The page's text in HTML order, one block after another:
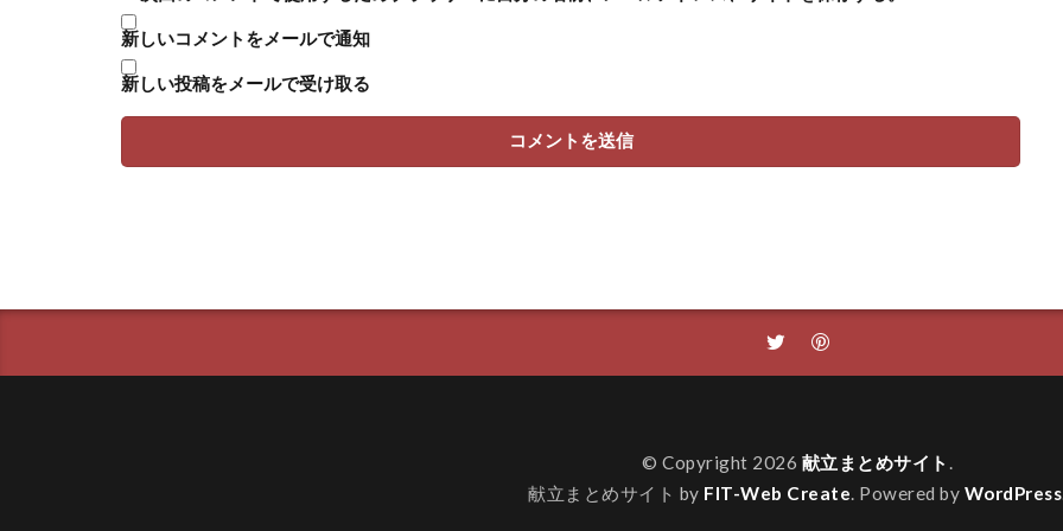
新しいコメントをメールで通知
新しい投稿をメールで受け取る
© Copyright 2026 献立まとめサイト
献立まとめサイト by FIT-Web Create . Powered by WordPress